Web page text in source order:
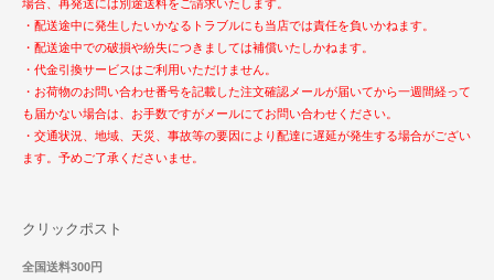
場合、再発送には別途送料をご請求いたします。
・配送途中に発生したいかなるトラブルにも当店では責任を負いかねます。
・配送途中での破損や紛失につきましては補償いたしかねます。
・代金引換サービスはご利用いただけません。
・お荷物のお問い合わせ番号を記載した注文確認メールが届いてから一週間経って
も届かない場合は、お手数ですがメールにてお問い合わせください。
・交通状況、地域、天災、事故等の要因により配達に遅延が発生する場合がござい
ます。予めご了承くださいませ。
クリックポスト
全国送料300円